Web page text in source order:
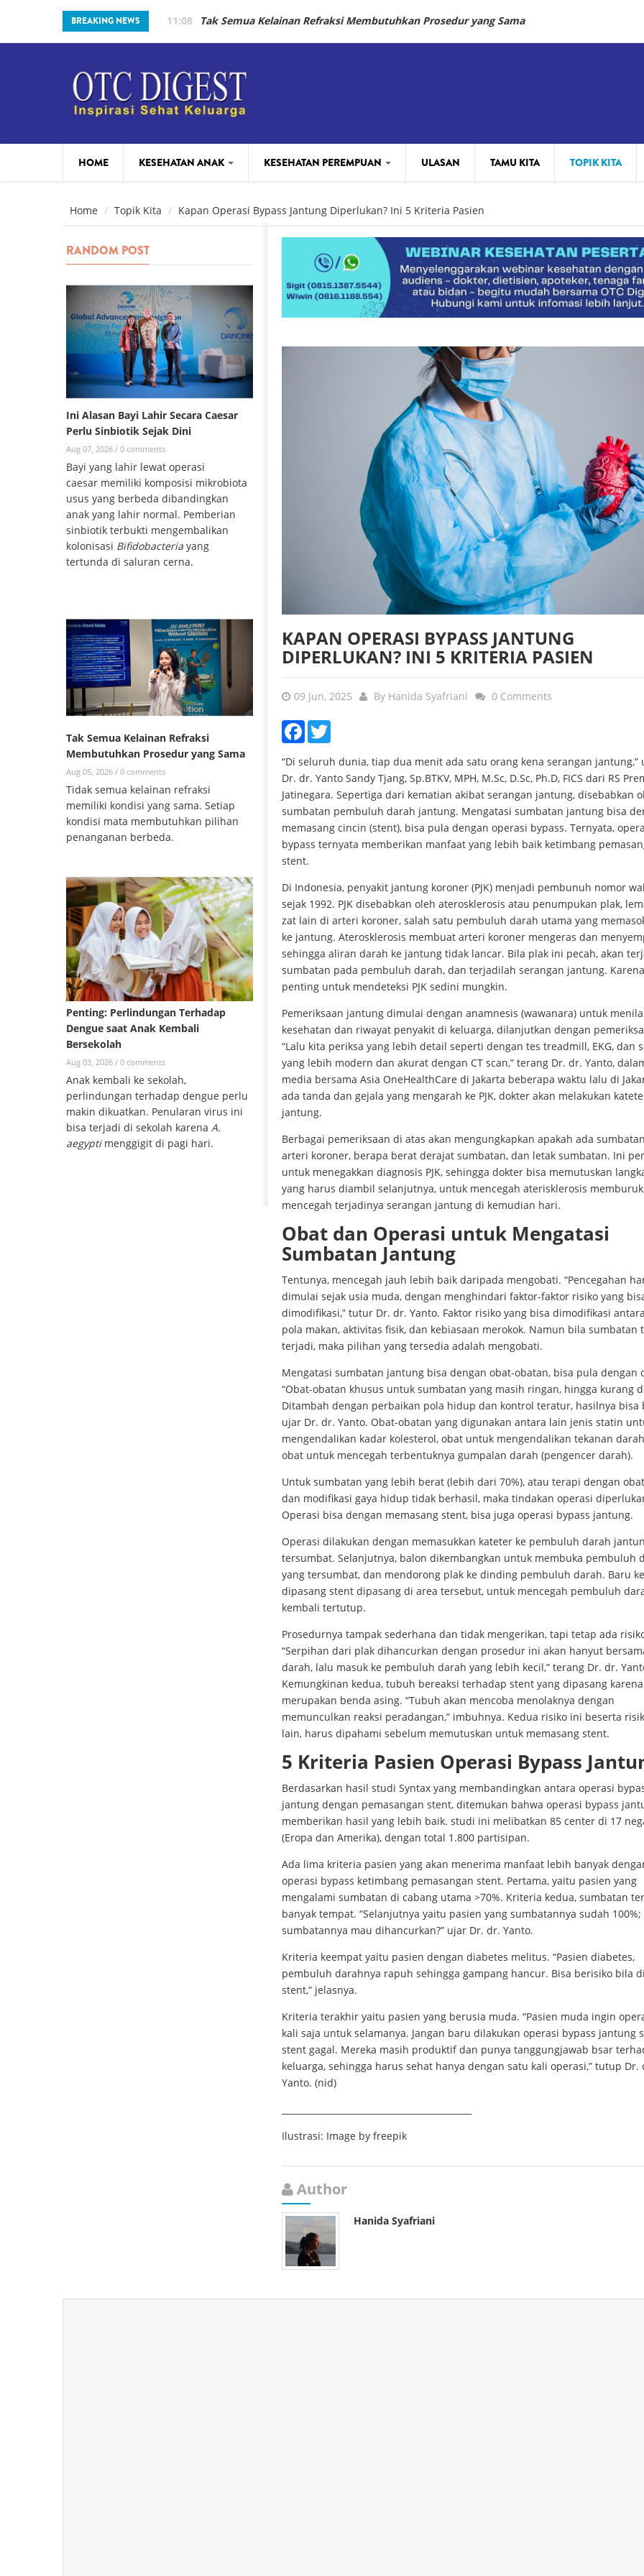
Skip to main content
BREAKING NEWS 11:08 Tak Semua Kelainan Refraksi Membutuhkan Prosedur yang Sama
HOME KESEHATAN ANAK
PARENTING
KESEHATAN PEREMPUAN
BEAUTY
ULASAN TAMU KITA TOPIK KITA
Home Topik Kita Kapan Operasi Bypass Jantung Diperlukan? Ini 5 Kriteria Pasien
KAPAN OPERASI BYPASS JANTUNG
DIPERLUKAN? INI 5 KRITERIA PASIEN
09 Jun, 2025 By Hanida Syafriani 0 Comments
Facebook
“Di seluruh dunia, tiap dua menit ada satu orang kena serangan jantung,”
Dr. dr. Yanto Sandy Tjang, Sp.BTKV, MPH, M.Sc, D.Sc, Ph.D, FICS dari RS
Jatinegara. Sepertiga dari kematian akibat serangan jantung, disebabkan
sumbatan pembuluh darah jantung. Mengatasi sumbatan jantung bisa
memasang cincin (stent), bisa pula dengan operasi bypass. Ternyata,
bypass ternyata memberikan manfaat yang lebih baik ketimbang
stent.
Di Indonesia, penyakit jantung koroner (PJK) menjadi pembunuh nomor
sejak 1992. PJK disebabkan oleh aterosklerosis atau penumpukan plak,
zat lain di arteri koroner, salah satu pembuluh darah utama yang
ke jantung. Aterosklerosis membuat arteri koroner mengeras dan
sehingga aliran darah ke jantung tidak lancar. Bila plak ini pecah, akan
sumbatan pada pembuluh darah, dan terjadilah serangan jantung.
penting untuk mendeteksi PJK sedini mungkin.
Pemeriksaan jantung dimulai dengan anamnesis (wawanara) untuk
kesehatan dan riwayat penyakit di keluarga, dilanjutkan dengan
“Lalu kita periksa yang lebih detail seperti dengan tes treadmill, EKG, dan
yang lebih modern dan akurat dengan CT scan,” terang Dr. dr. Yanto,
media bersama Asia OneHealthCare di Jakarta beberapa waktu lalu di
ada tanda dan gejala yang mengarah ke PJK, dokter akan melakukan
jantung.
Berbagai pemeriksaan di atas akan mengungkapkan apakah ada
arteri koroner, berapa berat derajat sumbatan, dan letak sumbatan. Ini
untuk menegakkan diagnosis PJK, sehingga dokter bisa memutuskan
yang harus diambil selanjutnya, untuk mencegah aterisklerosis
mencegah terjadinya serangan jantung di kemudian hari.
Obat dan Operasi untuk Mengatasi
Sumbatan Jantung
Tentunya, mencegah jauh lebih baik daripada mengobati. “Pencegahan
dimulai sejak usia muda, dengan menghindari faktor-faktor risiko yang
dimodifikasi,” tutur Dr. dr. Yanto. Faktor risiko yang bisa dimodifikasi
pola makan, aktivitas fisik, dan kebiasaan merokok. Namun bila sumbatan
terjadi, maka pilihan yang tersedia adalah mengobati.
Mengatasi sumbatan jantung bisa dengan obat-obatan, bisa pula dengan
“Obat-obatan khusus untuk sumbatan yang masih ringan, hingga kurang
Ditambah dengan perbaikan pola hidup dan kontrol teratur, hasilnya bisa
ujar Dr. dr. Yanto. Obat-obatan yang digunakan antara lain jenis statin
mengendalikan kadar kolesterol, obat untuk mengendalikan tekanan
obat untuk mencegah terbentuknya gumpalan darah (pengencer darah).
Untuk sumbatan yang lebih berat (lebih dari 70%), atau terapi dengan
dan modifikasi gaya hidup tidak berhasil, maka tindakan operasi
Operasi bisa dengan memasang stent, bisa juga operasi bypass jantung.
Operasi dilakukan dengan memasukkan kateter ke pembuluh darah
tersumbat. Selanjutnya, balon dikembangkan untuk membuka pembuluh
yang tersumbat, dan mendorong plak ke dinding pembuluh darah. Baru
dipasang stent dipasang di area tersebut, untuk mencegah pembuluh
kembali tertutup.
Prosedurnya tampak sederhana dan tidak mengerikan, tapi tetap ada
“Serpihan dari plak dihancurkan dengan prosedur ini akan hanyut
darah, lalu masuk ke pembuluh darah yang lebih kecil,” terang Dr. dr.
Kemungkinan kedua, tubuh bereaksi terhadap stent yang dipasang karena
merupakan benda asing. “Tubuh akan mencoba menolaknya dengan
memunculkan reaksi peradangan,” imbuhnya. Kedua risiko ini beserta
lain, harus dipahami sebelum memutuskan untuk memasang stent.
5 Kriteria Pasien Operasi Bypass
Berdasarkan hasil studi Syntax yang membandingkan antara operasi
jantung dengan pemasangan stent, ditemukan bahwa operasi bypass
memberikan hasil yang lebih baik. studi ini melibatkan 85 center di 17
(Eropa dan Amerika), dengan total 1.800 partisipan.
Ada lima kriteria pasien yang akan menerima manfaat lebih banyak
operasi bypass ketimbang pemasangan stent. Pertama, yaitu pasien yang
mengalami sumbatan di cabang utama >70%. Kriteria kedua, sumbatan
banyak tempat. “Selanjutnya yaitu pasien yang sumbatannya sudah 100%;
sumbatannya mau dihancurkan?” ujar Dr. dr. Yanto.
Kriteria keempat yaitu pasien dengan diabetes melitus. “Pasien diabetes,
pembuluh darahnya rapuh sehingga gampang hancur. Bisa berisiko bila
stent,” jelasnya.
Kriteria terakhir yaitu pasien yang berusia muda. “Pasien muda ingin
kali saja untuk selamanya. Jangan baru dilakukan operasi bypass jantung
stent gagal. Mereka masih produktif dan punya tanggungjawab bsar
keluarga, sehingga harus sehat hanya dengan satu kali operasi,” tutup Dr.
Yanto. (nid)
Ilustrasi: Image by freepik
Author
Hanida Syafriani
RANDOM POST
Ini Alasan Bayi Lahir Secara Caesar
Perlu Sinbiotik Sejak Dini
Aug 07, 2026 / 0 comments
Bayi yang lahir lewat operasi
caesar memiliki komposisi mikrobiota
usus yang berbeda dibandingkan
anak yang lahir normal. Pemberian
sinbiotik terbukti mengembalikan
kolonisasi Bifidobacteria yang
tertunda di saluran cerna.
Tak Semua Kelainan Refraksi
Membutuhkan Prosedur yang Sama
Aug 05, 2026 / 0 comments
Tidak semua kelainan refraksi
memiliki kondisi yang sama. Setiap
kondisi mata membutuhkan pilihan
penanganan berbeda.
Penting: Perlindungan Terhadap
Dengue saat Anak Kembali
Bersekolah
Aug 03, 2026 / 0 comments
Anak kembali ke sekolah,
perlindungan terhadap dengue perlu
makin dikuatkan. Penularan virus ini
bisa terjadi di sekolah karena A.
aegyptimenggigit di pagi hari.